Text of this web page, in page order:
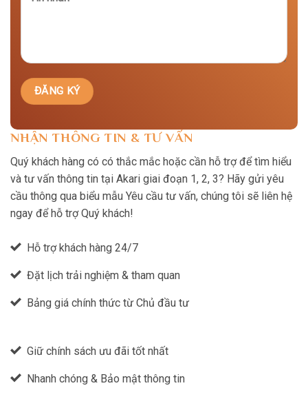
NHẬN THÔNG TIN & TƯ VẤN
Quý khách hàng có có thắc mắc hoặc cần hỗ trợ để tìm hiểu
và tư vấn thông tin tại Akari giai đoạn 1, 2, 3? Hãy gửi yêu
cầu thông qua biểu mẫu Yêu cầu tư vấn, chúng tôi sẽ liên hệ
ngay để hỗ trợ Quý khách!
Hỗ trợ khách hàng 24/7
Đặt lịch trải nghiệm & tham quan
Bảng giá chính thức từ Chủ đầu tư
Giữ chính sách ưu đãi tốt nhất
Nhanh chóng & Bảo mật thông tin